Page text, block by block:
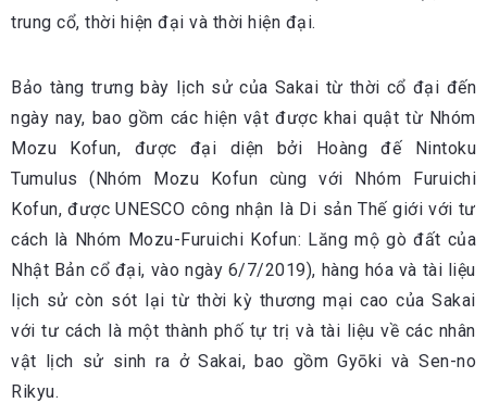
trung cổ, thời hiện đại và thời hiện đại.
Bảo tàng trưng bày lịch sử của Sakai từ thời cổ đại đến
ngày nay, bao gồm các hiện vật được khai quật từ Nhóm
Mozu Kofun, được đại diện bởi Hoàng đế Nintoku
Tumulus (Nhóm Mozu Kofun cùng với Nhóm Furuichi
Kofun, được UNESCO công nhận là Di sản Thế giới với tư
cách là Nhóm Mozu-Furuichi Kofun: Lăng mộ gò đất của
Nhật Bản cổ đại, vào ngày 6/7/2019), hàng hóa và tài liệu
lịch sử còn sót lại từ thời kỳ thương mại cao của Sakai
với tư cách là một thành phố tự trị và tài liệu về các nhân
vật lịch sử sinh ra ở Sakai, bao gồm Gyōki và Sen-no
Rikyu.